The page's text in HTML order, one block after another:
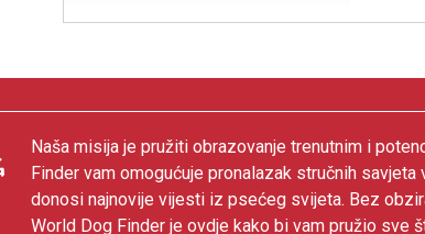
Naša misija je pružiti obrazovanje trenutnim i
Finder vam omogućuje pronalazak stručnih
donosi najnovije vijesti iz psećeg svijeta. Bez
World Dog Finder je ovdje kako bi vam pružio sve